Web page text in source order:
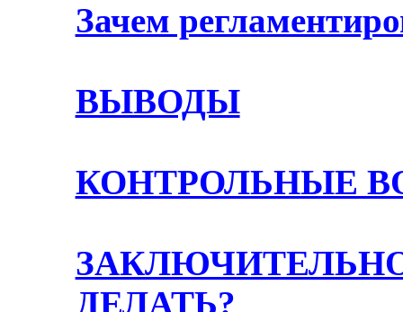
Зачем
ВЫВОДЫ
КОНТРОЛЬНЫЕ
ДЕЛАТЬ?